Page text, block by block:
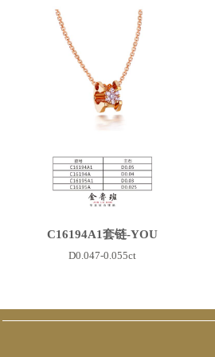
C16194A1套链-YOU
D0.047-0.055ct